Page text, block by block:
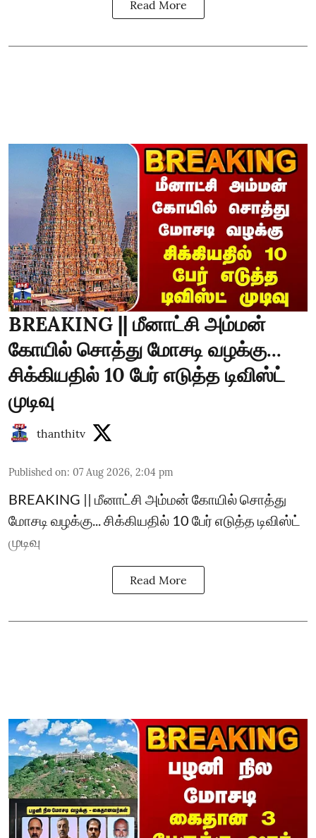
Read More
BREAKING || மீனாட்சி அம்மன்
கோயில் சொத்து மோசடி வழக்கு...
சிக்கியதில் 10 பேர் எடுத்த டிவிஸ்ட்
முடிவு
thanthitv
Published on: 07 Aug 2026, 2:04 pm
BREAKING || மீனாட்சி அம்மன் கோயில் சொத்து
மோசடி வழக்கு... சிக்கியதில் 10 பேர் எடுத்த டிவிஸ்ட்
முடிவு
Read More